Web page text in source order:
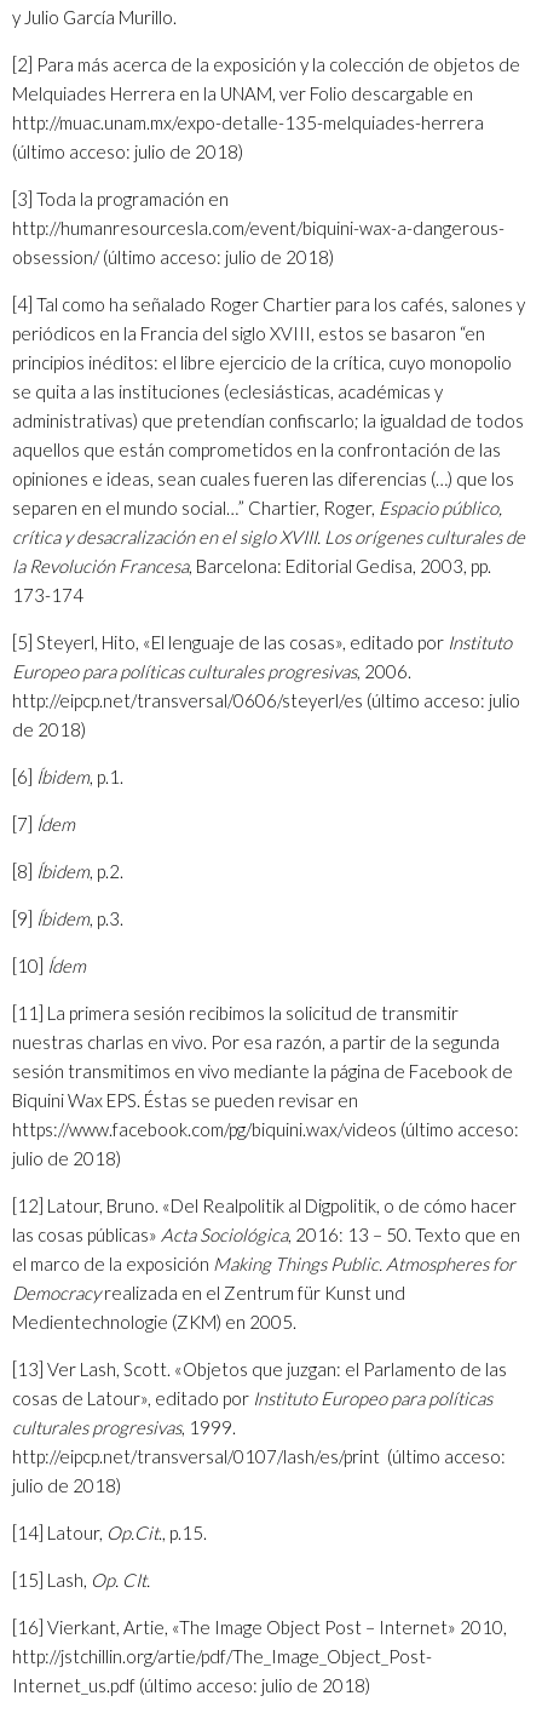
y Julio García Murillo.
[2] Para más acerca de la exposición y la colección de objetos de
Melquiades Herrera en la UNAM, ver Folio descargable en
http://muac.unam.mx/expo-detalle-135-melquiades-herrera
(último acceso: julio de 2018)
[3] Toda la programación en
http://humanresourcesla.com/event/biquini-wax-a-dangerous-
obsession/(último acceso: julio de 2018)
[4] Tal como ha señalado Roger Chartier para los cafés, salones y
periódicos en la Francia del siglo XVIII, estos se basaron “en
principios inéditos: el libre ejercicio de la crítica, cuyo monopolio
se quita a las instituciones (eclesiásticas, académicas y
administrativas) que pretendían confiscarlo; la igualdad de todos
aquellos que están comprometidos en la confrontación de las
opiniones e ideas, sean cuales fueren las diferencias (…) que los
separen en el mundo social…” Chartier, Roger, Espacio público,
crítica y desacralización en el siglo XVIII. Los orígenes culturales de
la Revolución Francesa, Barcelona: Editorial Gedisa, 2003, pp.
173-174
[5] Steyerl, Hito, «El lenguaje de las cosas», editado por Instituto
Europeo para políticas culturales progresivas, 2006.
http://eipcp.net/transversal/0606/steyerl/es (último acceso: julio
de 2018)
[6] Íbidem, p.1.
[7] Ídem
[8] Íbidem, p.2.
[9] Íbidem, p.3.
[10] Ídem
[11] La primera sesión recibimos la solicitud de transmitir
nuestras charlas en vivo. Por esa razón, a partir de la segunda
sesión transmitimos en vivo mediante la página de Facebook de
Biquini Wax EPS. Éstas se pueden revisar en
https://www.facebook.com/pg/biquini.wax/videos (último acceso:
julio de 2018)
[12] Latour, Bruno. «Del Realpolitik al Digpolitik, o de cómo hacer
las cosas públicas» Acta Sociológica, 2016: 13 – 50. Texto que en
el marco de la exposición Making Things Public. Atmospheres for
Democracyrealizada en el Zentrum für Kunst und
Medientechnologie (ZKM) en 2005.
[13] Ver Lash, Scott. «Objetos que juzgan: el Parlamento de las
cosas de Latour», editado por Instituto Europeo para políticas
culturales progresivas, 1999.
http://eipcp.net/transversal/0107/lash/es/print (último acceso:
julio de 2018)
[14] Latour, Op.Cit., p.15.
[15] Lash, Op. CIt.
[16] Vierkant, Artie, «The Image Object Post – Internet» 2010,
http://jstchillin.org/artie/pdf/The_Image_Object_Post-
Internet_us.pdf (último acceso: julio de 2018)